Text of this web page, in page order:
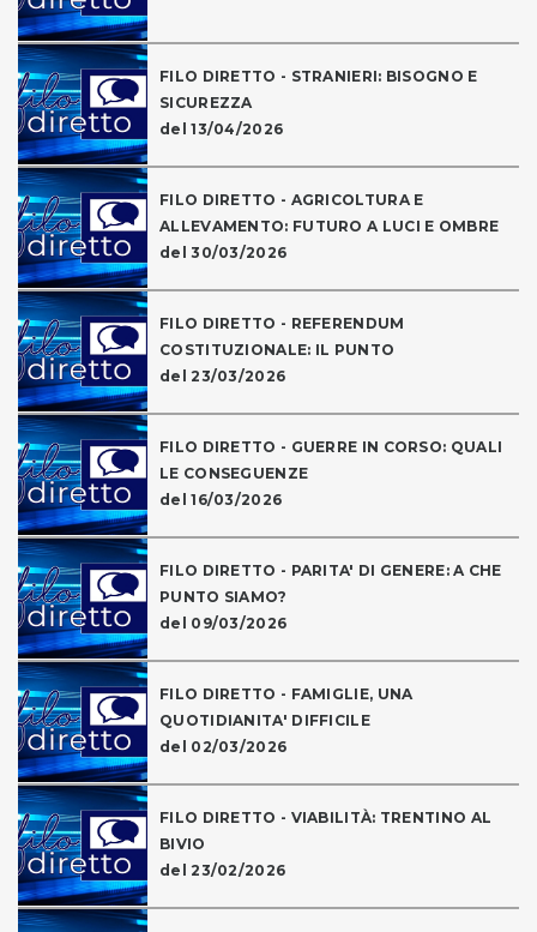
FILO DIRETTO - STRANIERI: BISOGNO E
SICUREZZA
del 13/04/2026
FILO DIRETTO - AGRICOLTURA E
ALLEVAMENTO: FUTURO A LUCI E OMBRE
del 30/03/2026
FILO DIRETTO - REFERENDUM
COSTITUZIONALE: IL PUNTO
del 23/03/2026
FILO DIRETTO - GUERRE IN CORSO: QUALI
LE CONSEGUENZE
del 16/03/2026
FILO DIRETTO - PARITA' DI GENERE: A CHE
PUNTO SIAMO?
del 09/03/2026
FILO DIRETTO - FAMIGLIE, UNA
QUOTIDIANITA' DIFFICILE
del 02/03/2026
FILO DIRETTO - VIABILITÀ: TRENTINO AL
BIVIO
del 23/02/2026